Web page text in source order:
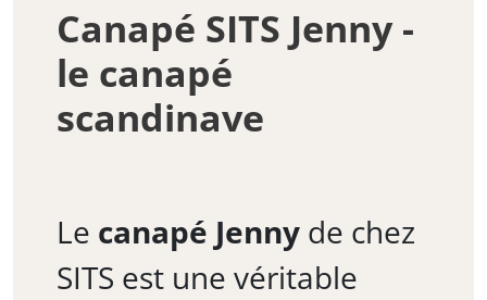
Canapé SITS Jenny -
le canapé
scandinave
Le canapé Jenny de chez
SITS est une véritable